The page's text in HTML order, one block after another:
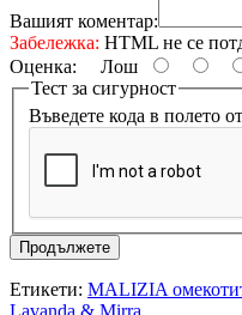
Вашият коментар:
Забележка: HTML не се
Оценка: Лош
Тест за сигурност
Въведете кода в полето
Продължете
Етикети: MALIZIA
Lavanda & Mirra